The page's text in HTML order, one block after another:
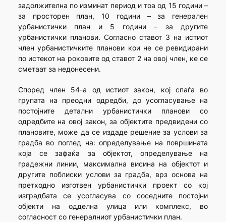
задолжителна по изминат период и тоа од 15 години –
за просторен план, 10 години – за генерален
урбанистички план и 5 години – за другите
урбанистички планови. Согласно ставот 3 на истиот
член урбанистичките планови кои не се ревидирани
по истекот на роковите од ставот 2 на овој член, ке се
сметаат за недонесени.
Според член 54-а од истиот закон, кој спаѓа во
групата на преодни одредби, до усогласување на
постојните детални урбанистички планови со
одредбите на овој закон, за објектите предвидени со
плановите, може да се издаде решение за услови за
градба во поглед на: определување на површината
која се зафаќа за објектот, определување на
градежни линии, максимална висина на објектот и
другите поблиски услови за градба, врз основа на
претходно изготвен урбанистички проект со кој
изградбата се усогласува со соседните постојни
објекти на одделна улица или комплекс, во
согласност со генералниот урбанистички план.